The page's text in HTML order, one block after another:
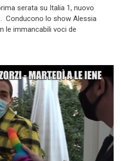
serata su Italia 1, nuovo
Conducono lo show Alessia
le immancabili voci de